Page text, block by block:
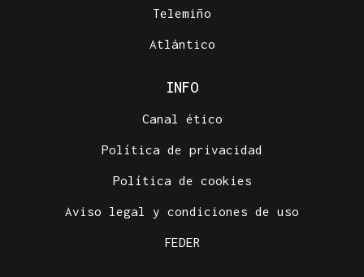
Telemiño
Atlántico
INFO
Canal ético
Política de privacidad
Política de cookies
Aviso legal y condiciones de uso
FEDER